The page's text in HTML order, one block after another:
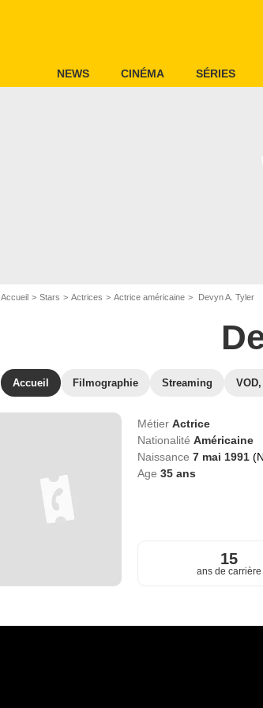
NEWS CINÉMA SÉRIES
Accueil Stars Actrices Actrice américaine Devyn A. Tyler
Accueil Filmographie Streaming
Métier Actrice
Nationalité Américaine
Naissance 7 mai 1991
Age 35ans
15
ans de carrière